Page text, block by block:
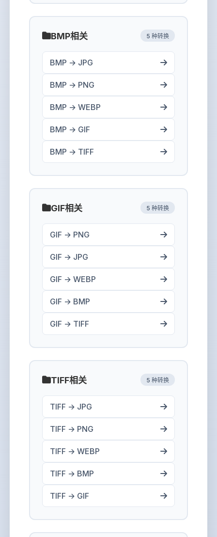
BMP相关 5 种转换
BMP → JPG
BMP → PNG
BMP → WEBP
BMP → GIF
BMP → TIFF
GIF相关 5 种转换
GIF → PNG
GIF → JPG
GIF → WEBP
GIF → BMP
GIF → TIFF
TIFF相关 5 种转换
TIFF → JPG
TIFF → PNG
TIFF → WEBP
TIFF → BMP
TIFF → GIF